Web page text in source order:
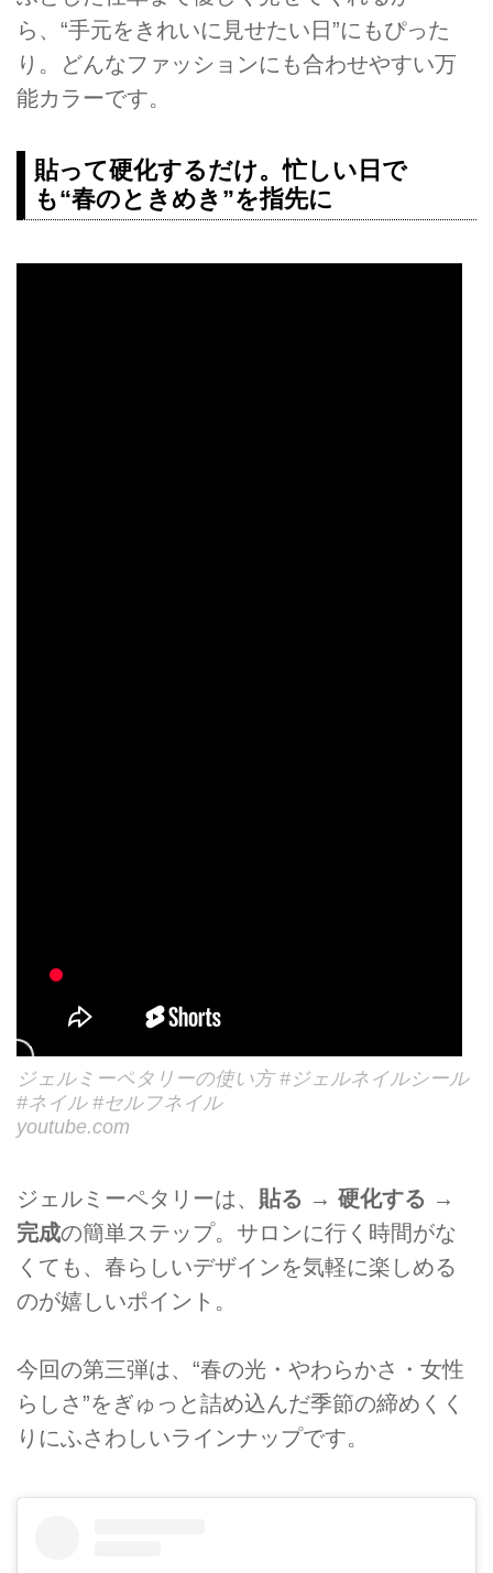
ら、“手元をきれいに見せたい日”にもぴった
り。どんなファッションにも合わせやすい万
能カラーです。
貼って硬化するだけ。忙しい日で
も“春のときめき”を指先に
ジェルミーペタリーの使い方 #ジェルネイルシール
#ネイル #セルフネイル
youtube.com
ジェルミーペタリーは、 貼る → 硬化する →
完成の簡単ステップ。サロンに行く時間がな
くても、春らしいデザインを気軽に楽しめる
のが嬉しいポイント。
今回の第三弾は、“春の光・やわらかさ・女性
らしさ”をぎゅっと詰め込んだ季節の締めくく
りにふさわしいラインナップです。